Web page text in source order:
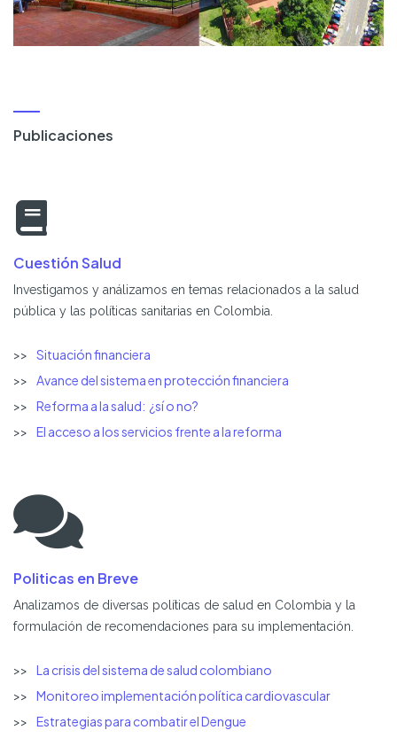
Publicaciones
Cuestión Salud
Investigamos y análizamos en temas relacionados a la salud
pública y las políticas sanitarias en Colombia.
Situación financiera
Avance del sistema en protección financiera
Reforma a la salud: ¿sí o no?
El acceso a los servicios frente a la reforma
Politicas en Breve
Analizamos de diversas políticas de salud en Colombia y la
formulación de recomendaciones para su implementación.
La crisis del sistema de salud colombiano
Monitoreo implementación política cardiovascular
Estrategias para combatir el Dengue